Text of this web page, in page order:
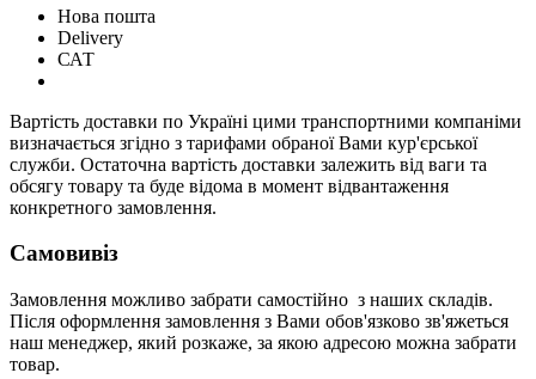
Нова пошта
Delivery
САТ
Вартість доставки по Україні цими транспортними компаніми
визначається згідно з тарифами обраної Вами кур'єрської
служби. Остаточна вартість доставки залежить від ваги та
обсягу товару та буде відома в момент відвантаження
конкретного замовлення.
Самовивіз
Замовлення можливо забрати самостійно з наших складів.
Після оформлення замовлення з Вами обов'язково зв'яжеться
наш менеджер, який розкаже, за якою адресою можна забрати
товар.